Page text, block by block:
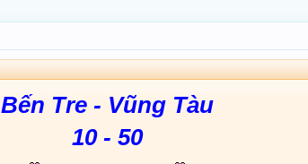
Bến Tre - Vũng Tàu
10 - 50